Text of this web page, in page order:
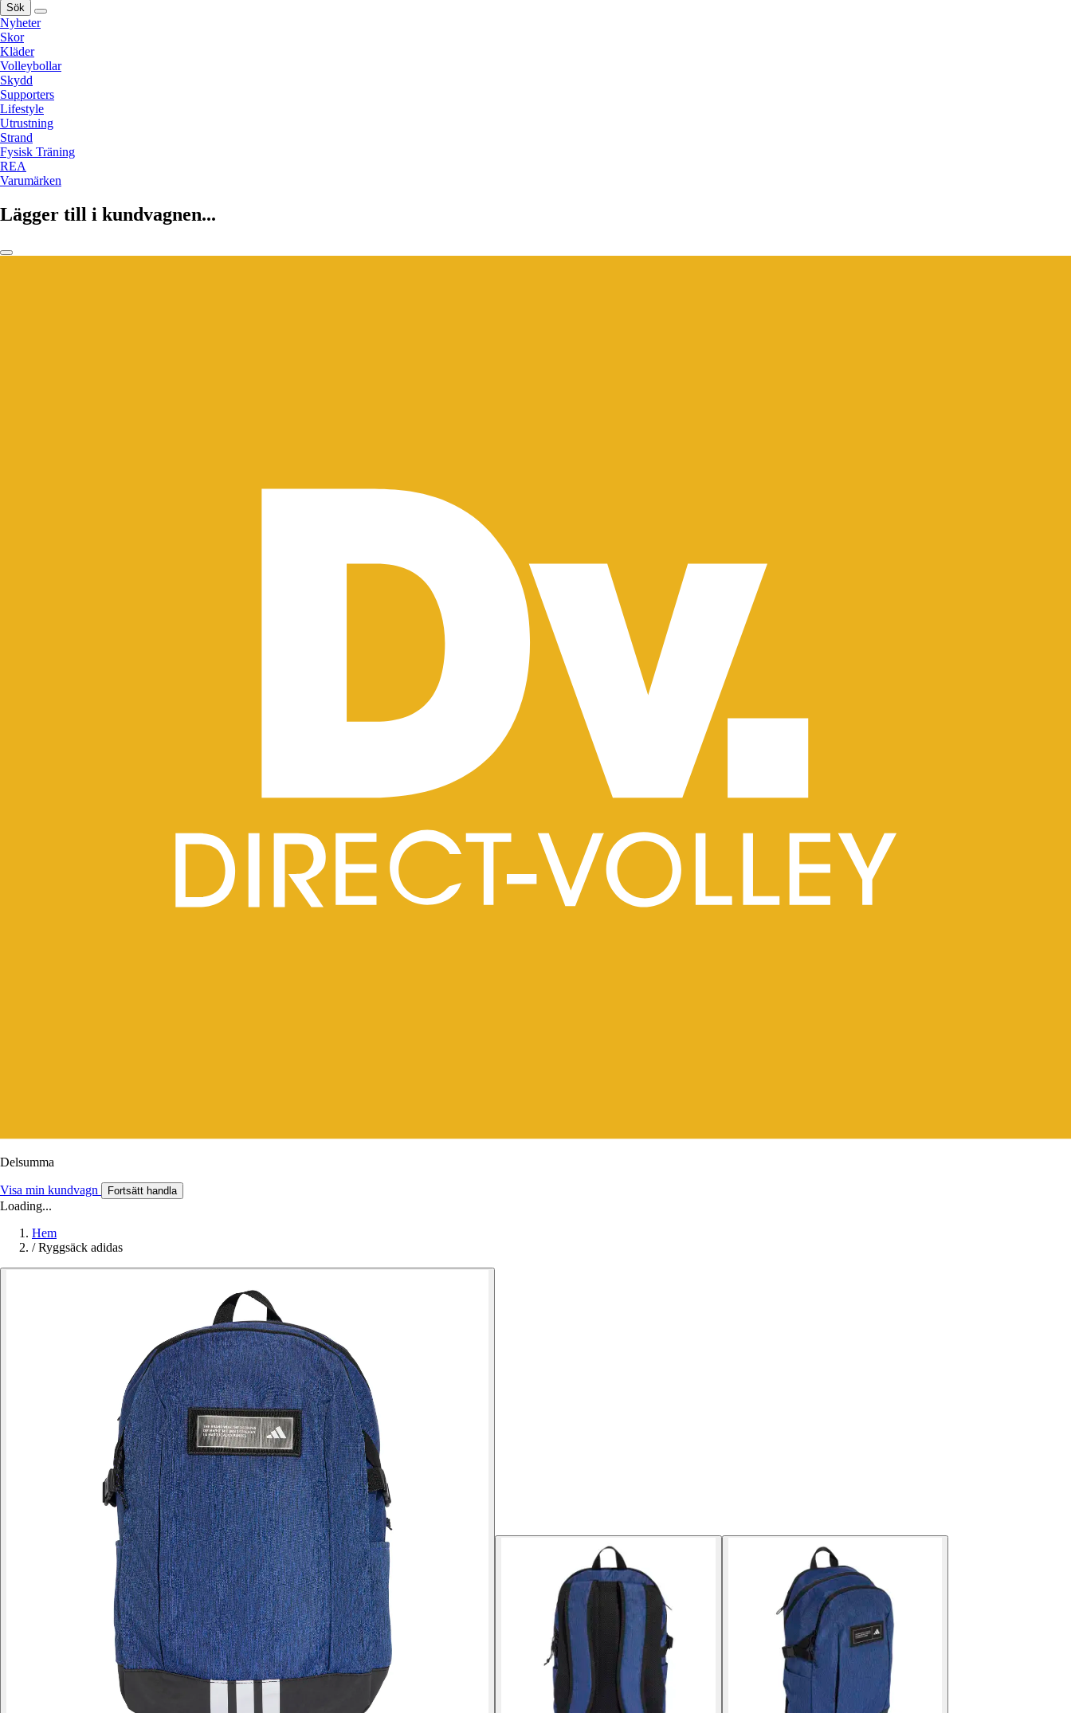
Sök
Nyheter
Skor
Kläder
Volleybollar
Skydd
Supporters
Lifestyle
Utrustning
Strand
Fysisk Träning
REA
Varumärken
Lägger till i kundvagnen...
Delsumma
Visa min kundvagn Fortsätt handla
Loading...
Hem
/ Ryggsäck adidas